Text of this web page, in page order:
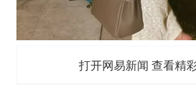
打开网易新闻 查看精